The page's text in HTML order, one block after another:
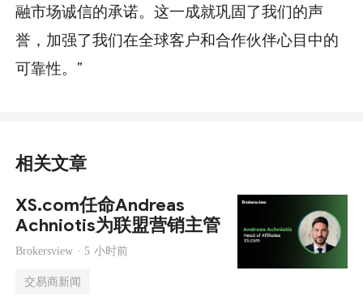
融市场诚信的承诺。这一成就巩固了我们的声
誉，加强了我们在全球客户和合作伙伴心目中的
可靠性。”
相关文章
XS.com任命Andreas
Achniotis为联盟营销主管
Brokersview · 5 小时前
交易商新闻